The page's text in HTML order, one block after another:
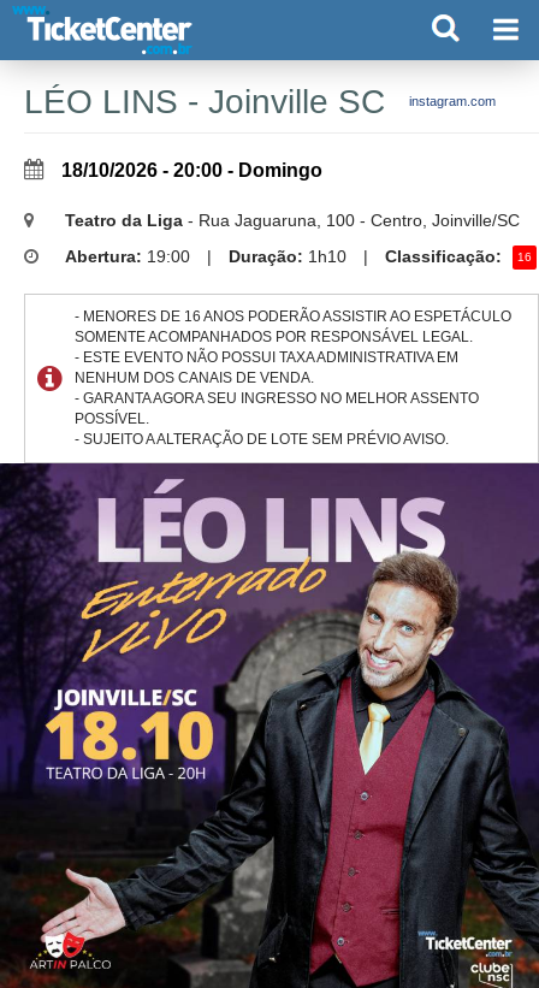
LÉO LINS - Joinville SC instagram.com
18/10/2026 - 20:00 - Domingo
Teatro da Liga - Rua Jaguaruna, 100 - Centro, Joinville/SC
Abertura: 19:00 | Duração: 1h10 | Classificação: 16
- MENORES DE 16 ANOS PODERÃO ASSISTIR AO ESPETÁCULO
SOMENTE ACOMPANHADOS POR RESPONSÁVEL LEGAL.
- ESTE EVENTO NÃO POSSUI TAXA ADMINISTRATIVA EM
NENHUM DOS CANAIS DE VENDA.
- GARANTA AGORA SEU INGRESSO NO MELHOR ASSENTO
POSSÍVEL.
- SUJEITO A ALTERAÇÃO DE LOTE SEM PRÉVIO AVISO.